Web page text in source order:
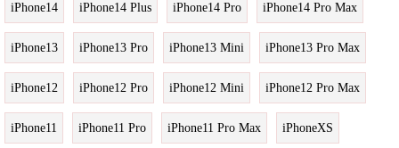
iPhone14 iPhone14 Plus iPhone14 Pro iPhone14 Pro Max
iPhone13 iPhone13 Pro iPhone13 Mini iPhone13 Pro Max
iPhone12 iPhone12 Pro iPhone12 Mini iPhone12 Pro Max
iPhone11 iPhone11 Pro iPhone11 Pro Max iPhoneXS